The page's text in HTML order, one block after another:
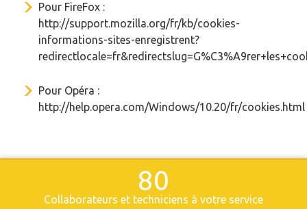
Pour FireFox :
http://support.mozilla.org/fr/kb/cookies-
informations-sites-enregistrent?
Pour Opéra :
http://help.opera.com/Windows/10.20/fr/cookies.html
80
Collaborateurs et techniciens à votre service